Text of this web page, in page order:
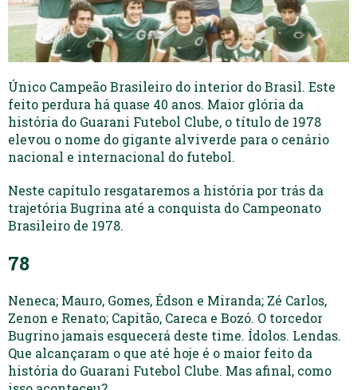
Único Campeão Brasileiro do interior do Brasil. Este
feito perdura há quase 40 anos. Maior glória da
história do Guarani Futebol Clube, o título de 1978
elevou o nome do gigante alviverde para o cenário
nacional e internacional do futebol.
Neste capítulo resgataremos a história por trás da
trajetória Bugrina até a conquista do Campeonato
Brasileiro de 1978.
78
Neneca; Mauro, Gomes, Édson e Miranda; Zé Carlos,
Zenon e Renato; Capitão, Careca e Bozó. O torcedor
Bugrino jamais esquecerá deste time. Ídolos. Lendas.
Que alcançaram o que até hoje é o maior feito da
história do Guarani Futebol Clube. Mas afinal, como